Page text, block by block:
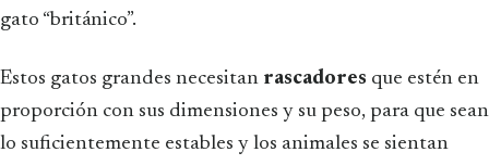
gato “británico”.
Estos gatos grandes necesitan rascadores que estén en
proporción con sus dimensiones y su peso, para que sean
lo suficientemente estables y los animales se sientan